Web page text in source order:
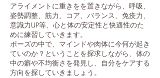
アライメントに重きをを置きながら、呼吸、
姿勢調整、筋力、コア、バランス、免疫力、
意識力UP等、心と体の安定性と快適性のた
めに練習していきます。
ポーズの中で、マインドや肉体に今何が起き
ていのか？ということを探求しながら、体の
中の癖や不均衡さを発見し、自分をケアする
方向を探していきましょう。